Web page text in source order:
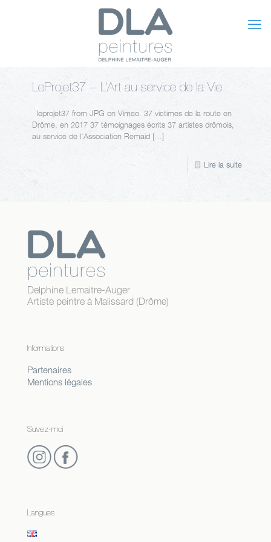
LeProjet37 – L’Art au service de la Vie
leprojet37 from JPG on Vimeo. 37 victimes de la route en
Drôme, en 2017 37 témoignages écrits 37 artistes drômois,
au service de l’Association Remaid […]
Lire la suite
Delphine Lemaitre-Auger
Artiste peintre à Malissard (Drôme)
Informations
Partenaires
Mentions légales
Suivez-moi
Langues